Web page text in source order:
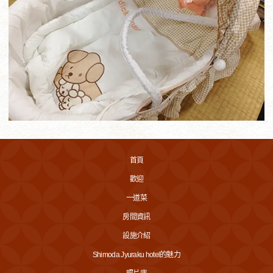
首頁
歡迎
一道菜
房間資訊
設施介紹
Shimoda Jyuraku hotel的魅力